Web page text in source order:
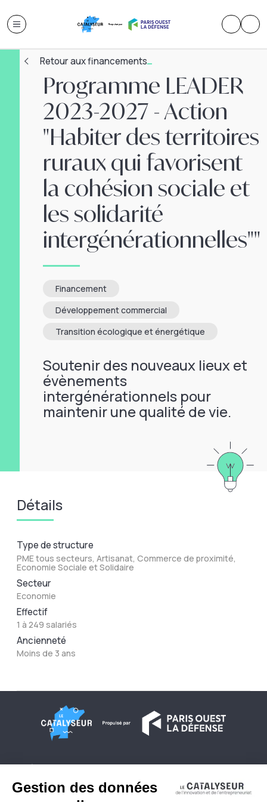
Retour aux financements
Programme LEADER
2023-2027 - Action
"Habiter des territoires
ruraux qui favorisent
la cohésion sociale et
les solidarité
intergénérationnelles""
Financement
Développement commercial
Transition écologique et énergétique
Soutenir des nouveaux lieux et
évènements
intergénérationnels pour
maintenir une qualité de vie.
Détails
Type de structure
PME tous secteurs, Artisanat, Commerce de proximité,
Economie Sociale et Solidaire
Secteur
Economie
Effectif
1 à 249 salariés
Ancienneté
Moins de 3 ans
Conditions générales d'utilisation